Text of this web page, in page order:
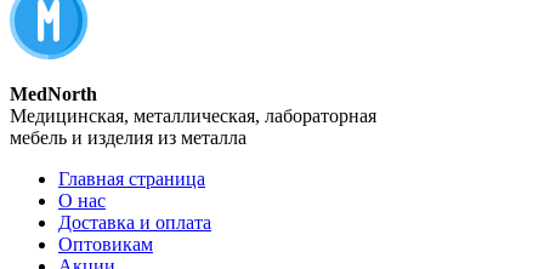
MedNorth
Медицинская, металлическая, лабораторная
мебель и изделия из металла
Главная страница
О нас
Доставка и оплата
Оптовикам